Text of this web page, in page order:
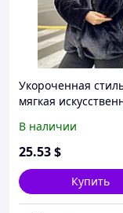
Укороченная
мягкая
карманами, норма и
батал большие
В наличии
25.53$
Купить